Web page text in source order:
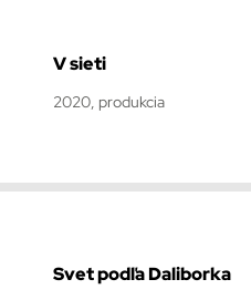
V sieti
2020, produkcia
Svet podľa Daliborka